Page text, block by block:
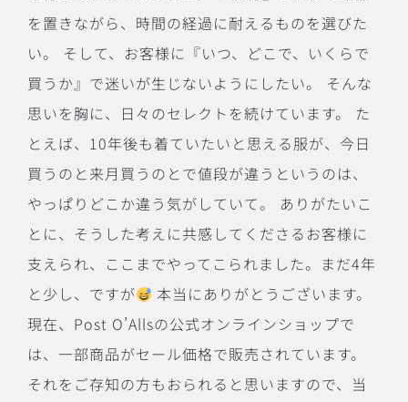
を置きながら、時間の経過に耐えるものを選びた
い。 そして、お客様に『いつ、どこで、いくらで
買うか』で迷いが生じないようにしたい。 そんな
思いを胸に、日々のセレクトを続けています。 た
とえば、10年後も着ていたいと思える服が、今日
買うのと来月買うのとで値段が違うというのは、
やっぱりどこか違う気がしていて。 ありがたいこ
とに、そうした考えに共感してくださるお客様に
支えられ、ここまでやってこられました。まだ4年
と少し、ですが
本当にありがとうございます。
現在、Post O’Allsの公式オンラインショップで
は、一部商品がセール価格で販売されています。
それをご存知の方もおられると思いますので、当